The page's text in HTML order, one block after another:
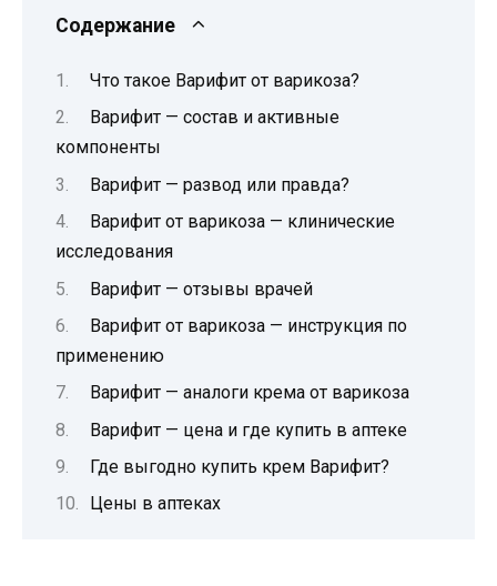
Содержание
Что такое Варифит от варикоза?
Варифит — состав и активные
компоненты
Варифит — развод или правда?
Варифит от варикоза — клинические
исследования
Варифит — отзывы врачей
Варифит от варикоза — инструкция по
применению
Варифит — аналоги крема от варикоза
Варифит — цена и где купить в аптеке
Где выгодно купить крем Варифит?
Цены в аптеках